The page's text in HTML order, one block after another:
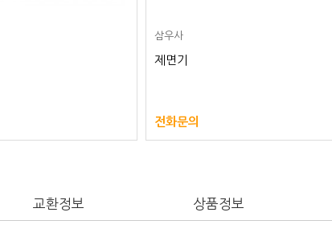
삼우사
제면기
전화문의
교환정보 상품정보